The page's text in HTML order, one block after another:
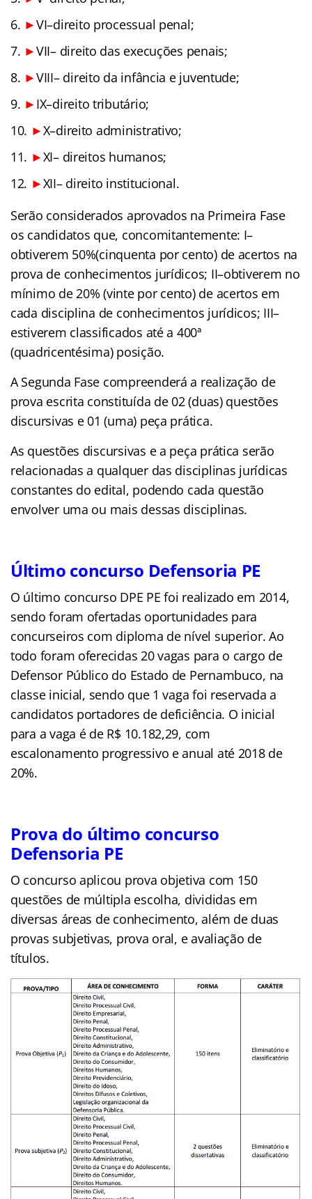
►VI–direito processual penal;
►VII– direito das execuções penais;
►VIII– direito da infância e juventude;
► IX–direito tributário;
►X–direito administrativo;
►XI– direitos humanos;
►XII– direito institucional.
Serão considerados aprovados na Primeira Fase
os candidatos que, concomitantemente: I–
obtiverem 50%(cinquenta por cento) de acertos na
prova de conhecimentos jurídicos; II–obtiverem no
mínimo de 20% (vinte por cento) de acertos em
cada disciplina de conhecimentos jurídicos; III–
estiverem classificados até a 400ª
(quadricentésima) posição.
A Segunda Fase compreenderá a realização de
prova escrita constituída de 02 (duas) questões
discursivas e 01 (uma) peça prática.
As questões discursivas e a peça prática serão
relacionadas a qualquer das disciplinas jurídicas
constantes do edital, podendo cada questão
envolver uma ou mais dessas disciplinas.
Último concurso Defensoria PE
O último concurso DPE PE foi realizado em 2014,
sendo foram ofertadas oportunidades para
concurseiros com diploma de nível superior. Ao
todo foram oferecidas 20 vagas para o cargo de
Defensor Público do Estado de Pernambuco, na
classe inicial, sendo que 1 vaga foi reservada a
candidatos portadores de deficiência. O inicial
para a vaga é de R$ 10.182,29, com
escalonamento progressivo e anual até 2018 de
20%.
Prova do último concurso
Defensoria PE
O concurso aplicou prova objetiva com 150
questões de múltipla escolha, divididas em
diversas áreas de conhecimento, além de duas
provas subjetivas, prova oral, e avaliação de
títulos.